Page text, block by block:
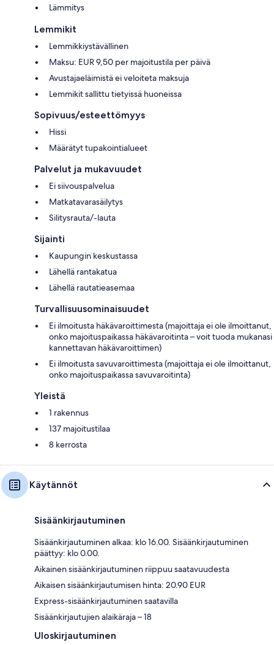
Lämmitys
Lemmikit
Lemmikkiystävällinen
Maksu: EUR 9,50 per majoitustila per päivä
Avustajaeläimistä ei veloiteta maksuja
Lemmikit sallittu tietyissä huoneissa
Sopivuus/esteettömyys
Hissi
Määrätyt tupakointialueet
Palvelut ja mukavuudet
Ei siivouspalvelua
Matkatavarasäilytys
Silitysrauta/-lauta
Sijainti
Kaupungin keskustassa
Lähellä rantakatua
Lähellä rautatieasemaa
Turvallisuusominaisuudet
Ei ilmoitusta häkävaroittimesta (majoittaja ei ole ilmoittanut,
onko majoituspaikassa häkävaroitinta – voit tuoda mukanasi
kannettavan häkävaroittimen)
Ei ilmoitusta savuvaroittimesta (majoittaja ei ole ilmoittanut,
onko majoituspaikassa savuvaroitinta)
Yleistä
1 rakennus
137 majoitustilaa
8 kerrosta
Käytännöt
Sisäänkirjautuminen
Sisäänkirjautuminen alkaa: klo 16.00. Sisäänkirjautuminen
päättyy: klo 0.00.
Aikainen sisäänkirjautuminen riippuu saatavuudesta
Aikaisen sisäänkirjautumisen hinta: 20.90 EUR
Express-sisäänkirjautuminen saatavilla
Sisäänkirjautujien alaikäraja – 18
Uloskirjautuminen